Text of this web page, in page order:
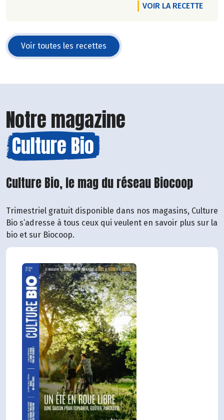
VOIR LA RECETTE
Voir toutes les recettes
Notre magazine
Culture Bio
Culture Bio, le mag du réseau Biocoop
Trimestriel gratuit disponible dans nos magasins, Culture
Bio s’adresse à tous ceux qui veulent en savoir plus sur la
bio et sur Biocoop.